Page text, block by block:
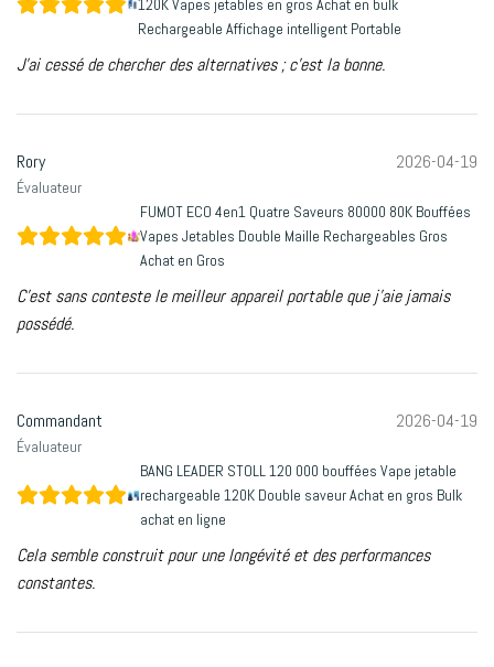
120K Vapes jetables en gros Achat en bulk
Rechargeable Affichage intelligent Portable
J'ai cessé de chercher des alternatives ; c'est la bonne.
Rory
Évaluateur
2026-04-19
FUMOT ECO 4en1 Quatre Saveurs 80000 80K Bouffées
Vapes Jetables Double Maille Rechargeables Gros
Achat en Gros
C'est sans conteste le meilleur appareil portable que j'aie jamais
possédé.
Commandant
Évaluateur
2026-04-19
BANG LEADER STOLL 120 000 bouffées Vape jetable
rechargeable 120K Double saveur Achat en gros Bulk
achat en ligne
Cela semble construit pour une longévité et des performances
constantes.